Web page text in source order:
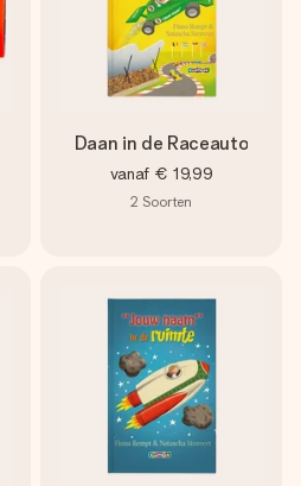
Daan in de Raceauto
vanaf € 19,99
2 Soorten